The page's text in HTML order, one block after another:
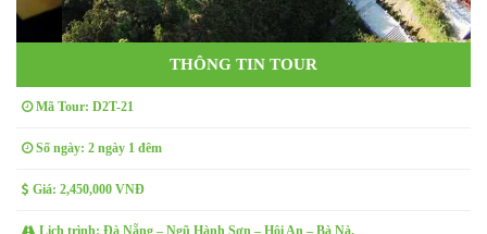
THÔNG TIN TOUR
Mã Tour: D2T-21
Số ngày: 2 ngày 1 đêm
Giá: 2,450,000 VNĐ
Lịch trình: Đà Nẵng – Ngũ Hành Sơn – Hội An – Bà Nà.